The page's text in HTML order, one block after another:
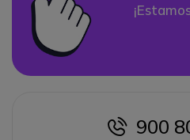
icon
900